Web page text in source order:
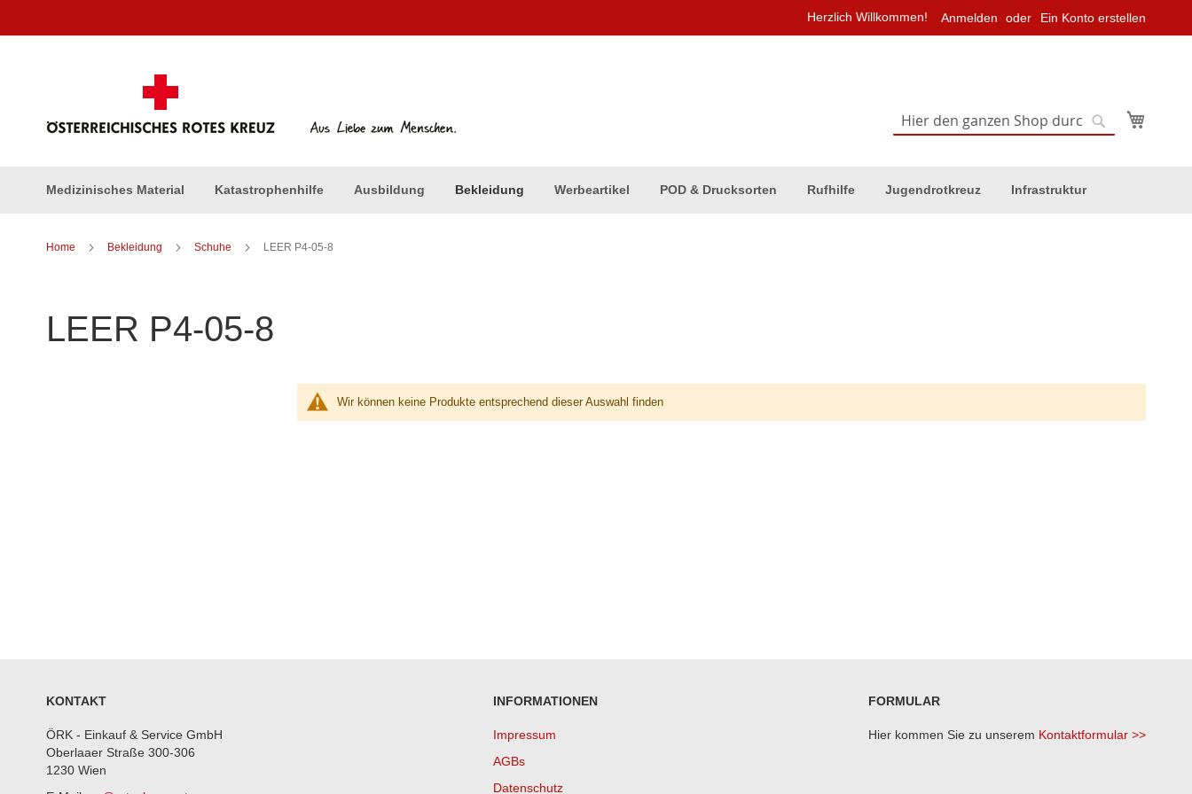
zum
Herzlich Willkommen! Anmelden Ein Konto erstellen
Suche
Medizinisches Material Katastrophenhilfe Ausbildung Bekleidung Werbeartikel POD & Drucksorten Rufhilfe Jugendrotkreuz Infrastruktur
Home Bekleidung Schuhe LEER P4-05-8
LEER P4-05-8
Wir können keine Produkte entsprechend dieser Auswahl finden
KONTAKT
ÖRK - Einkauf & Service GmbH
Oberlaaer Straße 300-306
1230 Wien
INFORMATIONEN
Impressum
AGBs
Datenschutz
FORMULAR
Hier kommen Sie zu unserem Kontaktformular >>